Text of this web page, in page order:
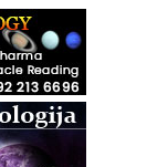
(Basic Pranic